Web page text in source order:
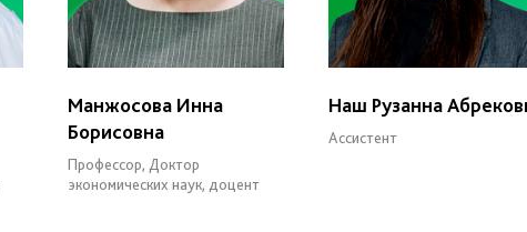
Манжосова Инна
Борисовна
Профессор, Доктор
экономических наук, доцент
Наш Рузанна
Ассистент